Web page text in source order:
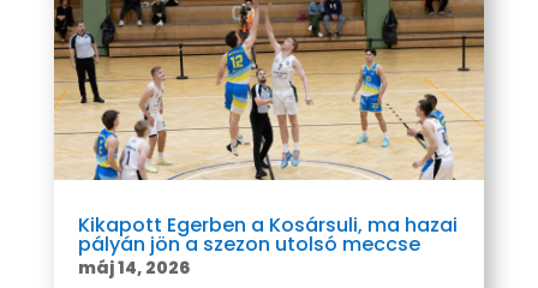
Kikapott Egerben a Kosársuli, ma hazai
pályán jön a szezon utolsó meccse
máj 14, 2026